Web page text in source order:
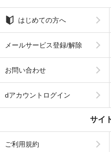
はじめての方へ
メールサービス登録/解除
お問い合わせ
dアカウントログイン
サイ
ご利用規約